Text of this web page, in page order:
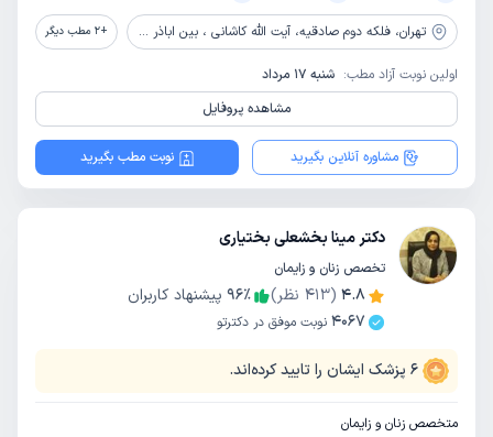
تهران، فلکه دوم صادقیه، آیت الله کاشانی ، بین اباذر و مهران، پلاک 69 ، ساختمان 107، واحد 20 ، طبقه 5 +
2 مطب دیگر
اولین نوبت آزاد مطب: شنبه 17 مرداد
مشاهده پروفایل
مشاوره آنلاین بگیرید نوبت مطب بگیرید
دکتر مینا بخشعلی بختیاری
تخصص زنان و زایمان
4.8
(
413 نظر) 96٪
پیشنهاد کاربران
4067 نوبت موفق در دکترتو
6 پزشک ایشان را تایید کرده‌اند.
متخصص زنان و زایمان